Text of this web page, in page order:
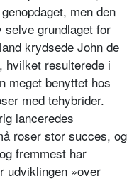
men den
selve grundlaget for
krydsede John de
hvilket resulterede i
meget benyttet hos
med tehybrider.
lanceredes
roser stor succes, og
fremmest har
udvik­lingen »over